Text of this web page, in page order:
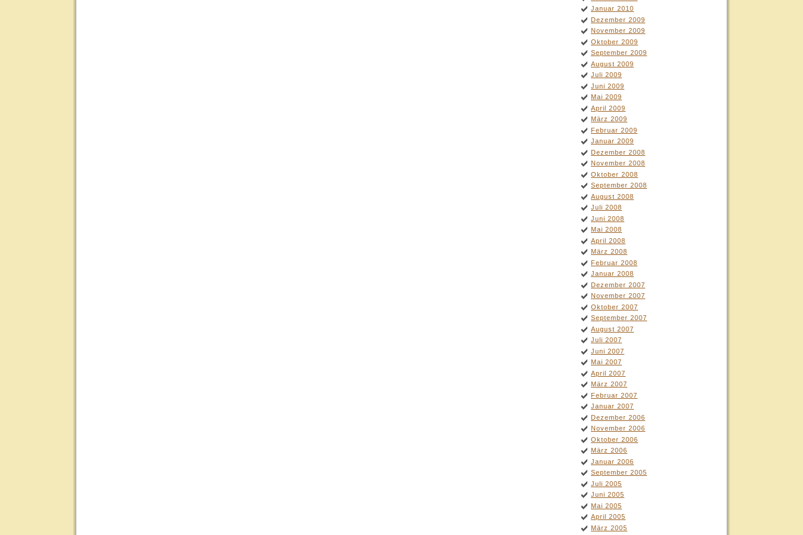
Januar 2010
Dezember 2009
November 2009
Oktober 2009
September 2009
August 2009
Juli 2009
Juni 2009
Mai 2009
April 2009
März 2009
Februar 2009
Januar 2009
Dezember 2008
November 2008
Oktober 2008
September 2008
August 2008
Juli 2008
Juni 2008
Mai 2008
April 2008
März 2008
Februar 2008
Januar 2008
Dezember 2007
November 2007
Oktober 2007
September 2007
August 2007
Juli 2007
Juni 2007
Mai 2007
April 2007
März 2007
Februar 2007
Januar 2007
Dezember 2006
November 2006
Oktober 2006
März 2006
Januar 2006
September 2005
Juli 2005
Juni 2005
Mai 2005
April 2005
März 2005